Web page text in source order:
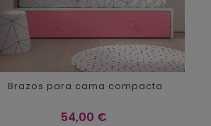
Brazos para cama compacta
Precio
54,00 €